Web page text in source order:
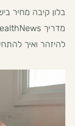
בלון קיבה מחיר
להיזהר ואיך